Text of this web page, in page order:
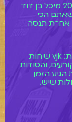
אחרי קיץ מטורף ב"הבנים והבנות" 2020 מיכל בן דוד
הכי
אחרת תנסה
בחדר של מיכל וטדילה הכל יכול לקרות: vjk שיחות
והסודות
הגיע הזמן
שיש.